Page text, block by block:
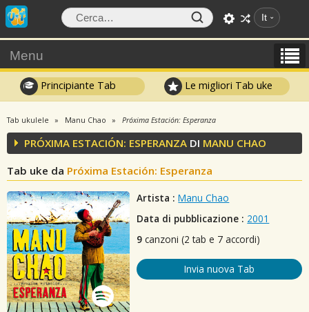
It
Menu
Principiante Tab Le migliori Tab uke
Tab ukulele Manu Chao Próxima Estación: Esperanza
PRÓXIMA ESTACIÓN: ESPERANZA DI MANU CHAO
Tab uke da Próxima Estación: Esperanza
Artista : Manu Chao
Data di pubblicazione : 2001
9 canzoni (2 tab e 7 accordi)
Invia nuova Tab